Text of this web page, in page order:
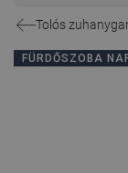
Tolós
FÜRDŐSZOBA